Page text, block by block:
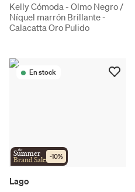
Kelly Cómoda - Olmo Negro /
Níquel marrón Brillante -
Calacatta Oro Pulido
En stock
the
Summer
Brand Sale -10%
Lago